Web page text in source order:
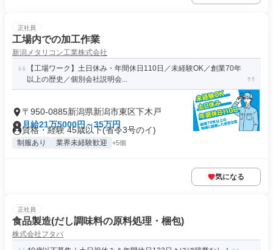
正社員
工場内での加工作業
新潟メタリコン工業株式会社
【工場ワーク】土日休み・年間休日110日／未経験OK／創業70年
以上の歴史／個別会社説明会...
〒950-0885新潟県新潟市東区下木戸
月給21万5000円～35万円
資格・経験 45歳以下(省令3号のイ)
制服あり 業界未経験歓迎 +5個
気になる
正社員
食品製造(だし調味料の原料処理・梱包)
株式会社フタバ